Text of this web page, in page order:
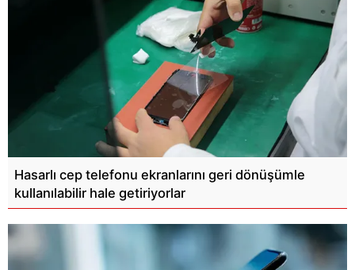
Hasarlı cep telefonu ekranlarını geri dönüşümle
kullanılabilir hale getiriyorlar